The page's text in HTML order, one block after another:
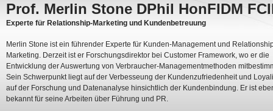
Prof. Merlin Stone DPhil HonFIDM
Experte für Relationship-Marketing und Kundenbetreuung
Merlin Stone ist ein führender Experte für Kunden-Management und
Marketing. Derzeit ist er Forschungsdirektor bei Customer Framework, wo er die
Entwicklung der Auswertung von Verbraucher-Managementmethoden
Sein Schwerpunkt liegt auf der Verbesseung der Kundenzufriedenheit und
auf der Forschung und Datenanalyse hinsichtlich der Kundenbindung. Er ist
bekannt für seine Arbeiten über Führung und PR.